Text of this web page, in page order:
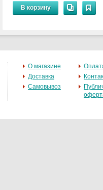
В корзину
О магазине
Доставка
Самовывоз